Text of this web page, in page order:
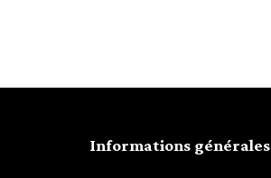
Informations générales